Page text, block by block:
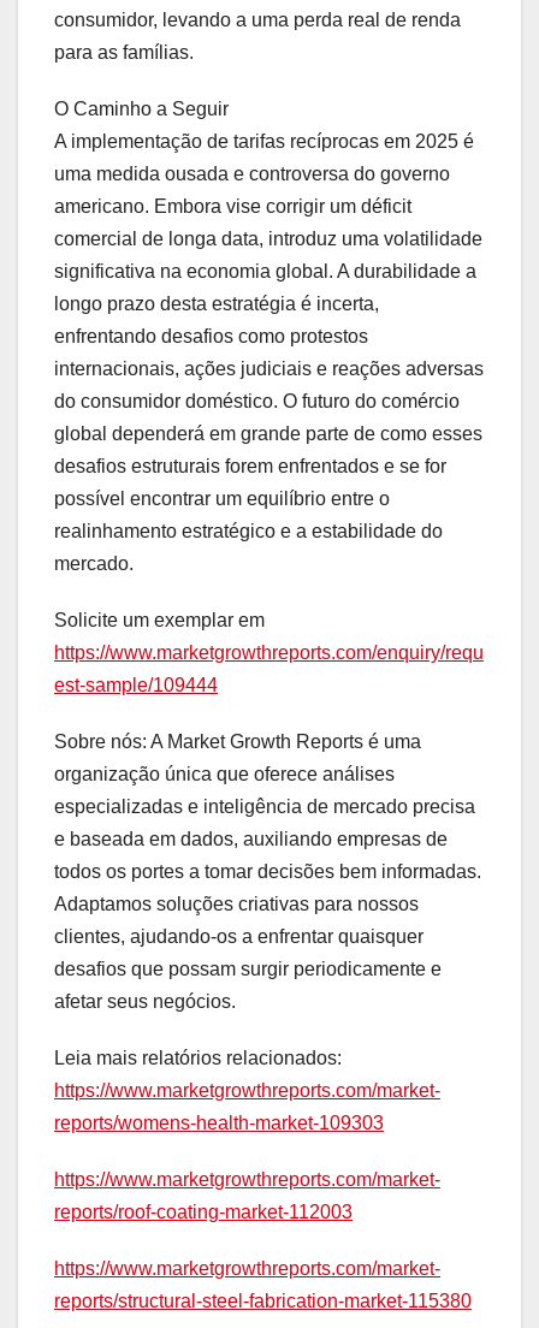
consumidor, levando a uma perda real de renda
para as famílias.
O Caminho a Seguir
A implementação de tarifas recíprocas em 2025 é
uma medida ousada e controversa do governo
americano. Embora vise corrigir um déficit
comercial de longa data, introduz uma volatilidade
significativa na economia global. A durabilidade a
longo prazo desta estratégia é incerta,
enfrentando desafios como protestos
internacionais, ações judiciais e reações adversas
do consumidor doméstico. O futuro do comércio
global dependerá em grande parte de como esses
desafios estruturais forem enfrentados e se for
possível encontrar um equilíbrio entre o
realinhamento estratégico e a estabilidade do
mercado.
Solicite um exemplar em
https://www.marketgrowthreports.com/enquiry/requ
est-sample/109444
Sobre nós: A Market Growth Reports é uma
organização única que oferece análises
especializadas e inteligência de mercado precisa
e baseada em dados, auxiliando empresas de
todos os portes a tomar decisões bem informadas.
Adaptamos soluções criativas para nossos
clientes, ajudando-os a enfrentar quaisquer
desafios que possam surgir periodicamente e
afetar seus negócios.
Leia mais relatórios relacionados:
https://www.marketgrowthreports.com/market-
reports/womens-health-market-109303
https://www.marketgrowthreports.com/market-
reports/roof-coating-market-112003
https://www.marketgrowthreports.com/market-
reports/structural-steel-fabrication-market-115380